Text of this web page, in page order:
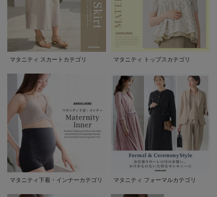
マタニティ スカートカテゴリ マタニティ トップスカテゴリ
マタニティ下着・インナーカテゴリ マタニティ フォーマルカテゴリ